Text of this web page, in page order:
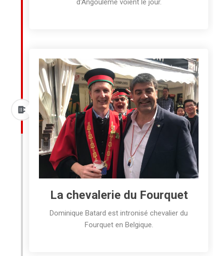
d'Angoulême voient le jour.
La chevalerie du Fourquet
Dominique Batard est intronisé chevalier du
Fourquet en Belgique.